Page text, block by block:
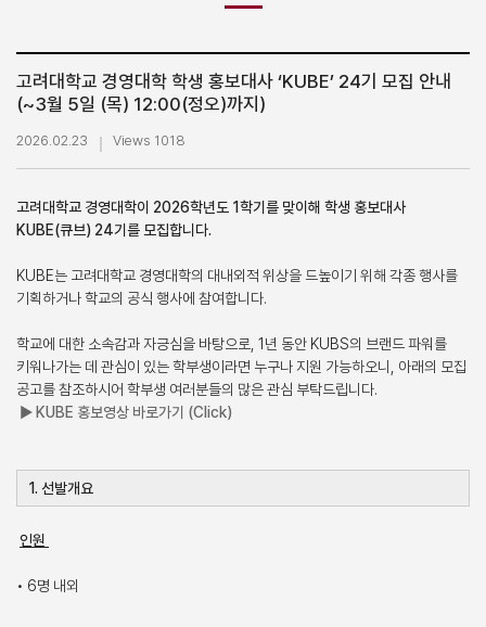
고려대학교 경영대학 학생 홍보대사 ‘KUBE’ 24기 모집 안내
(~3월 5일 (목) 12:00(정오)까지)
2026.02.23 Views 1018
고려대학교 경영대학이 2026학년도 1학기를 맞이해 학생 홍보대사
KUBE(큐브) 24기를 모집합니다.
KUBE는 고려대학교 경영대학의 대내외적 위상을 드높이기 위해 각종 행사를
기획하거나 학교의 공식 행사에 참여합니다.
학교에 대한 소속감과 자긍심을 바탕으로, 1년 동안 KUBS의 브랜드 파워를
키워나가는 데 관심이 있는 학부생이라면 누구나 지원 가능하오니, 아래의 모집
공고를 참조하시어 학부생 여러분들의 많은 관심 부탁드립니다.
▶ KUBE 홍보영상 바로가기 (Click)
1. 선발개요
인원
• 6명 내외